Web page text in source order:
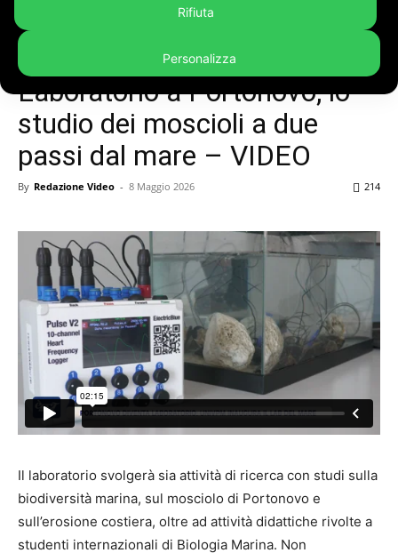
Laboratorio a Portonovo, lo
studio dei moscioli a due
passi dal mare – VIDEO
By Redazione Video - 8 Maggio 2026 214
Il laboratorio svolgerà sia attività di ricerca con studi sulla
biodiversità marina, sul mosciolo di Portonovo e
sull’erosione costiera, oltre ad attività didattiche rivolte a
studenti internazionali di Biologia Marina. Non
Rifiuta
Personalizza